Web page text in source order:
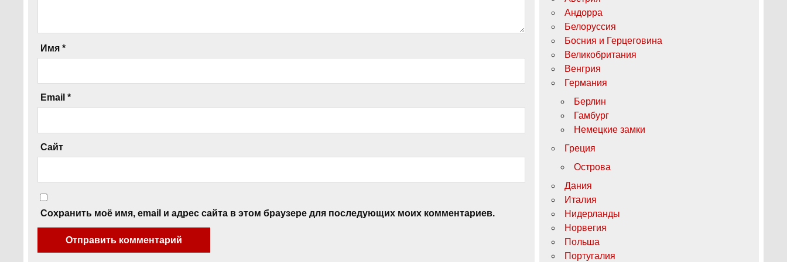
Имя*
Email*
Сайт
Сохранить моё имя, email и адрес сайта в этом браузере для последующих моих комментариев.
Андорра
Белоруссия
Босния и Герцеговина
Великобритания
Венгрия
Германия
Берлин
Гамбург
Немецкие замки
Греция
Острова
Дания
Италия
Нидерланды
Норвегия
Польша
Португалия